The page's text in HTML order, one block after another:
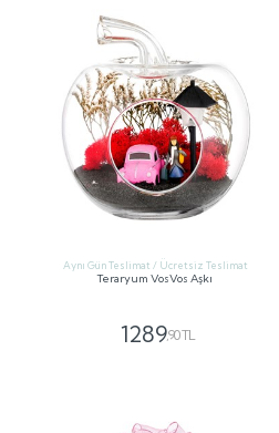
Aynı Gün Teslimat / Ücretsiz Teslimat
Teraryum VosVos Aşkı
1289,90 TL